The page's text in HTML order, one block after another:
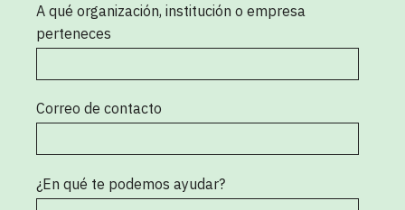
A qué organización, institución o empresa
perteneces
Correo de contacto
¿En qué te podemos ayudar?